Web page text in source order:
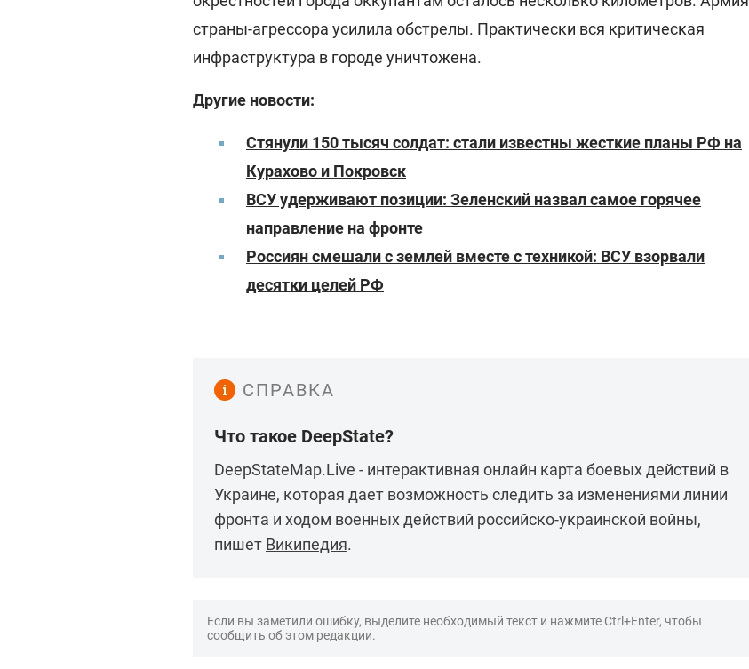
страны-агрессора усилила обстрелы. Практически вся критическая
инфраструктура в городе уничтожена.
Другие новости:
Стянули 150 тысяч солдат: стали известны жесткие планы РФ на
Курахово и Покровск
ВСУ удерживают позиции: Зеленский назвал самое горячее
направление на фронте
Россиян смешали с землей вместе с техникой: ВСУ взорвали
десятки целей РФ
СПРАВКА
Что такое DeepState?
DeepStateMap.Live - интерактивная онлайн карта боевых действий в
Украине, которая дает возможность следить за изменениями линии
фронта и ходом военных действий российско-украинской войны,
пишет Википедия.
Если вы заметили ошибку, выделите необходимый текст и нажмите Ctrl+Enter, чтобы
сообщить об этом редакции.